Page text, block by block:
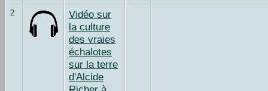
2
Vidéo sur
la culture
des vraies
échalotes
sur la terre
d'Alcide